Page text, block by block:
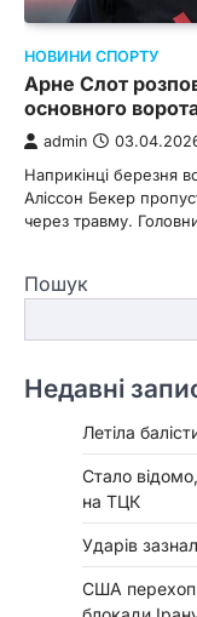
НОВИНИ СПОРТУ
Арне Слот
основного
admin
Наприкінці березня
Аліссон Бекер
через травму.
Пошук
Недавні
Летіла
Стало
на ТЦК
Ударів
США